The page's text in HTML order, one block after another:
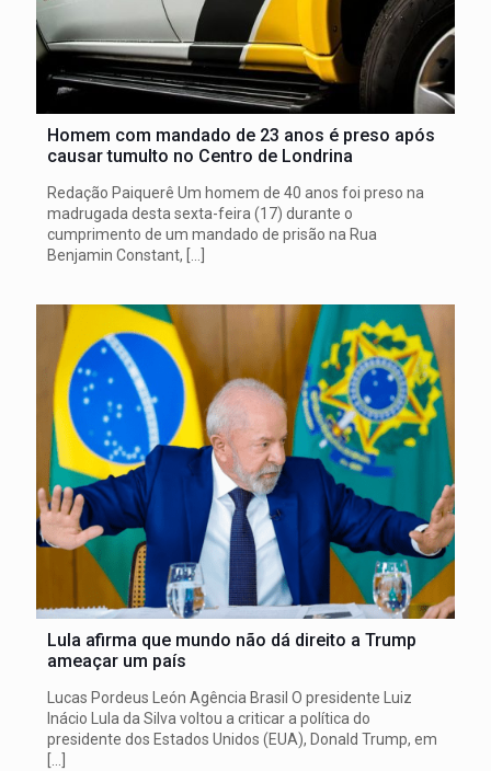
Homem com mandado de 23 anos é preso após
causar tumulto no Centro de Londrina
Redação Paiquerê Um homem de 40 anos foi preso na
madrugada desta sexta-feira (17) durante o
cumprimento de um mandado de prisão na Rua
Benjamin Constant,
Lula afirma que mundo não dá direito a Trump
ameaçar um país
Lucas Pordeus León Agência Brasil O presidente Luiz
Inácio Lula da Silva voltou a criticar a política do
presidente dos Estados Unidos (EUA), Donald Trump, em
[…]